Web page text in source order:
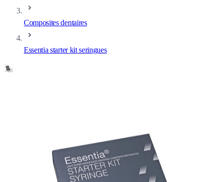
Composites dentaires
Essentia starter kit seringues